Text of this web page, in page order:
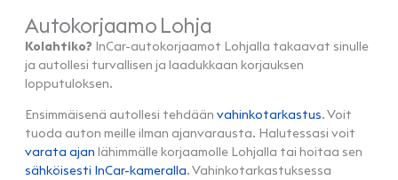
Autokorjaamo Lohja
Kolahtiko? InCar-autokorjaamot Lohjalla takaavat sinulle
ja autollesi turvallisen ja laadukkaan korjauksen
lopputuloksen.
Ensimmäisenä autollesi tehdään vahinkotarkastus. Voit
tuoda auton meille ilman ajanvarausta. Halutessasi voit
varata ajan lähimmälle korjaamolle Lohjalla tai hoitaa sen
sähköisesti InCar-kameralla. Vahinkotarkastuksessa